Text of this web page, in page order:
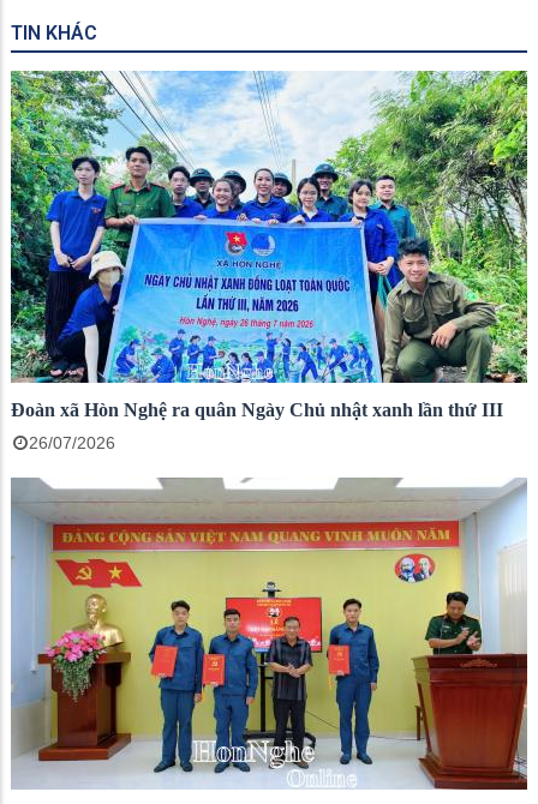
TIN KHÁC
Đoàn xã Hòn Nghệ ra quân Ngày Chủ nhật xanh lần thứ III
26/07/2026